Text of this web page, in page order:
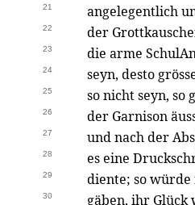
21 angelegentlich
22 der
23 die arme
24 seyn, desto
25 so nicht seyn, so
26 der Garnison
27 und nach der
28 es eine
29 diente; so würde
30 gäben, ihr